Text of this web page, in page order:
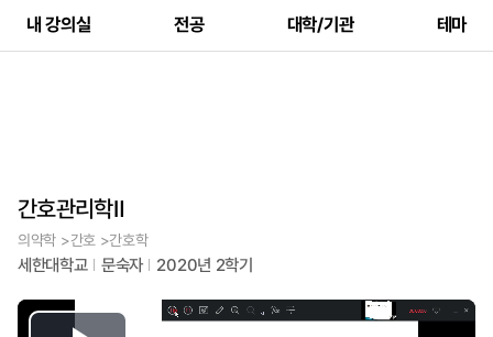
내 강의실 전공 대학/기관 테마
간호관리학Ⅱ
의약학 >간호 >간호학
세한대학교 문숙자 2020년 2학기